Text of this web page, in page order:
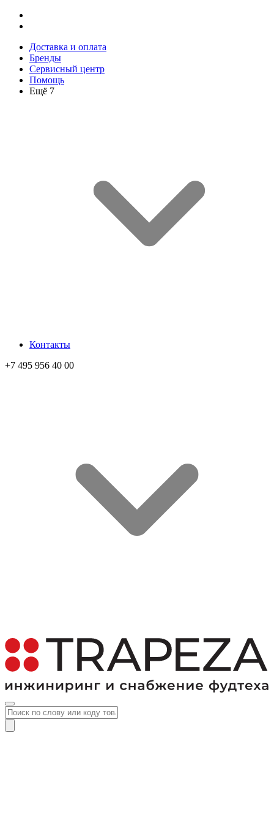
Доставка и оплата
Бренды
Сервисный центр
Помощь
Ещё 7
Контакты
+7 495 956 40 00